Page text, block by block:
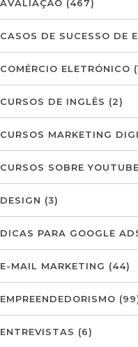
AVALIAÇÃO (467)
CASOS DE SUCESSO DE
COMÉRCIO ELETRÓNICO
CURSOS DE INGLÊS (2)
CURSOS MARKETING
CURSOS SOBRE YOUTUBE
DESIGN (3)
DICAS PARA GOOGLE
E-MAIL MARKETING (44)
EMPREENDEDORISMO
ENTREVISTAS (6)